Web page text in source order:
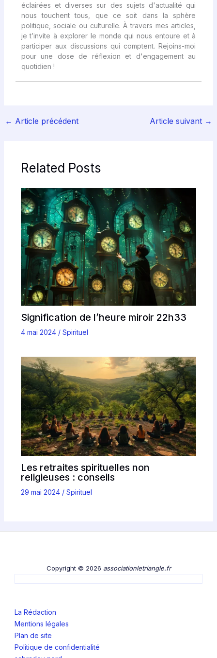
éclairées et diverses sur des sujets d'actualité qui
nous touchent tous, que ce soit dans la sphère
politique, sociale ou culturelle. À travers mes articles,
je t’invite à explorer le monde qui nous entoure et à
participer aux discussions qui comptent. Rejoins-moi
pour une dose de réflexion et d'engagement au
quotidien !
← Article précédent Article suivant →
Related Posts
Signification de l’heure miroir 22h33
4 mai 2024 / Spirituel
Les retraites spirituelles non
religieuses : conseils
29 mai 2024 / Spirituel
Copyright © 2026 associationletriangle.fr
La Rédaction
Mentions légales
Plan de site
Politique de confidentialité